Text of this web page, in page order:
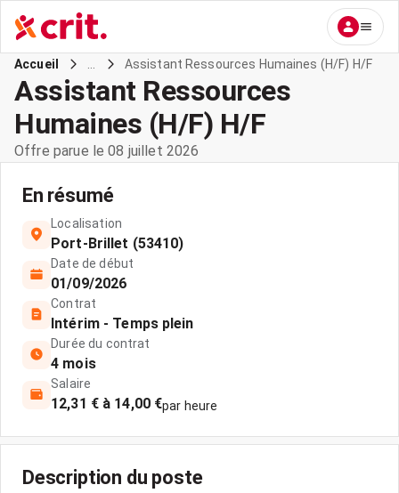
Accueil Assistant Ressources Humaines (H/F) H/F
Assistant Ressources
Humaines (H/F) H/F
Offre parue le 08 juillet 2026
En résumé
Localisation
Port-Brillet (53410)
Date de début
01/09/2026
Contrat
Intérim - Temps plein
Durée du contrat
4 mois
Salaire
12,31 € à 14,00 €par heure
Description du poste